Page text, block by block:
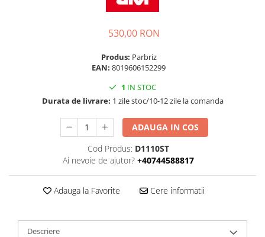
530,00 RON
Produs: Parbriz
EAN: 8019606152299
1 IN STOC
Durata de livrare: 1 zile stoc/10-12 zile la comanda
ADAUGA IN COS
Cod Produs: D1110ST
Ai nevoie de ajutor? +40744588817
Adauga la Favorite Cere informatii
Descriere